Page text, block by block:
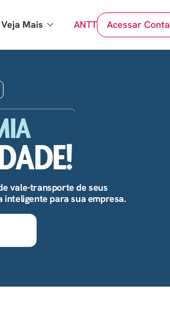
Veja Mais ANTT Acessar Conta
vale-transporte de seus
para sua empresa.